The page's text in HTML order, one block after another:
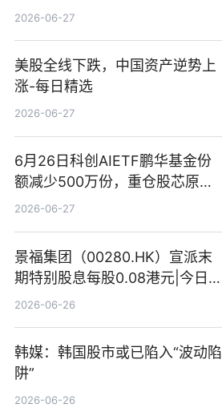
2026-06-27
美股全线下跌，中国资产逆势上
涨-每日精选
2026-06-27
6月26日科创AIETF鹏华基金份
额减少500万份，重仓股芯原股
份、寒武纪、澜起科技 观速讯
2026-06-27
景福集团（00280.HK）宣派末
期特别股息每股0.08港元|今日快
看
2026-06-26
韩媒：韩国股市或已陷入“波动陷
阱”
2026-06-26